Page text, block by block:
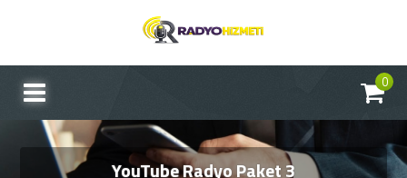
0
YouTube Radyo Paket 3